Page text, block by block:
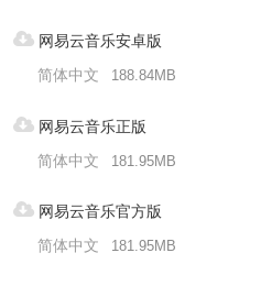
网易云音乐安卓版
简体中文
188.84MB
网易云音乐正版
简体中文
181.95MB
网易云音乐官方版
简体中文
181.95MB